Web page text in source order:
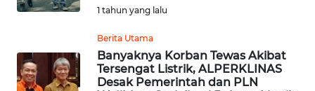
1 tahun yang lalu
Berita Utama
Banyaknya Korban Tewas Akibat
Tersengat Listrik, ALPERKLINAS
Desak Pemerintah dan PLN
OPINI
INDEKS